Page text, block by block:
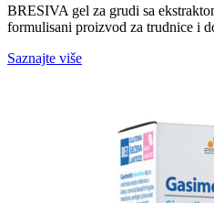
BRESIVA gel za grudi sa
formulisani proizvod za trudnice i
Saznajte više